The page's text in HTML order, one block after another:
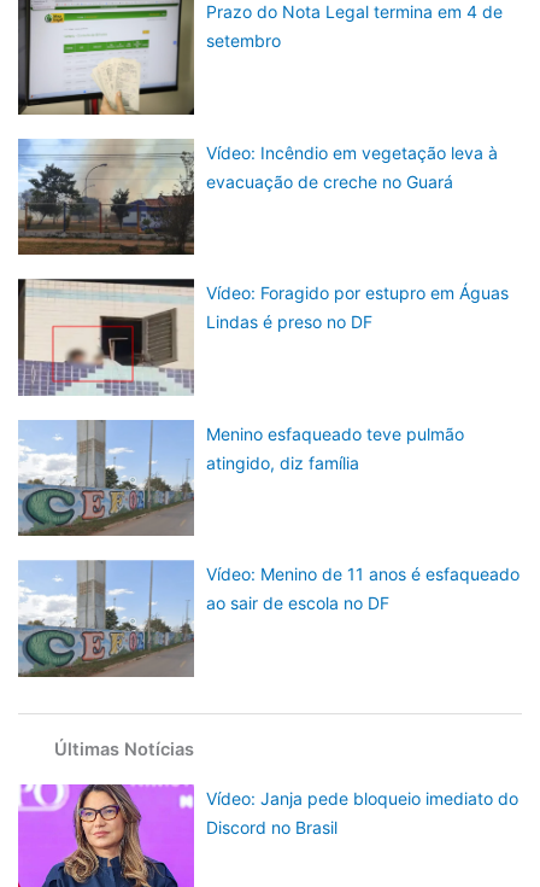
Prazo do Nota Legal termina em 4 de
setembro
Vídeo: Incêndio em vegetação leva à
evacuação de creche no Guará
Vídeo: Foragido por estupro em Águas
Lindas é preso no DF
Menino esfaqueado teve pulmão
atingido, diz família
Vídeo: Menino de 11 anos é esfaqueado
ao sair de escola no DF
Últimas Notícias
Vídeo: Janja pede bloqueio imediato do
Discord no Brasil